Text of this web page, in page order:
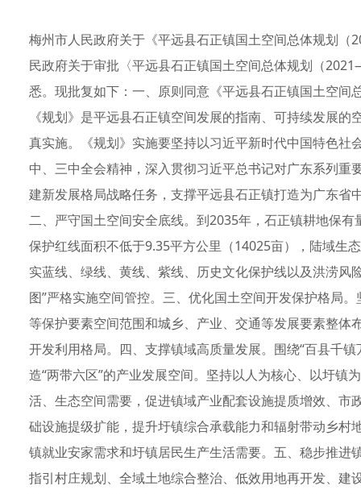
梅州市人民政府关于《平远县石正镇国土空间总体规划
民政府关于审批〈平远县石正镇国土空间总体规划（
悉。现批复如下：一、原则同意《平远县石正镇国土空
《规划》是平远县石正镇空间发展的指南、可持续发展
真实施。《规划》实施要坚持以习近平新时代中国特色
中、三中全会精神，深入贯彻习近平总书记对广东系列
建新发展格局战略任务，支撑平远县石正镇打造为广东
二、严守国土空间安全底线。到2035年，石正镇耕地保
保护红线面积不低于9.35平方公里（14025亩），陆域生
实蓝线、绿线、黄线、紫线、历史文化保护线以及洪涝风
图”严格实施空间管控。三、优化国土空间开发保护格局
等保护要素空间范围和城乡、产业、交通等发展要素整体
开发利用格局。四、支撑镇域高质量发展。围绕“百县千
造“两带六区”的产业发展空间。坚持以人为核心、以圩镇
活、生态空间需要，促进镇域产业配套设施提质增效、
础设施提级扩能，提升圩镇综合承载能力和辐射带动乡
镇就业安家需求和圩镇居民生产生活需要。五、稳步推
指引村庄规划、全域土地综合整治、低效用地再开发、